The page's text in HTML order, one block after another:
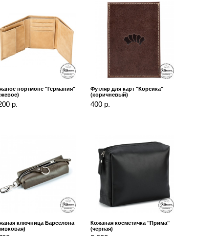
портмоне "Германия"
р.
Футляр для карт "Корсика"
(коричневый)
400 р.
ключница Барселона
Кожаная косметичка "Прима"
(чёрная)